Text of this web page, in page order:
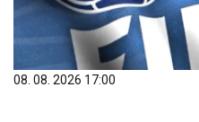
08. 08. 2026 17:00